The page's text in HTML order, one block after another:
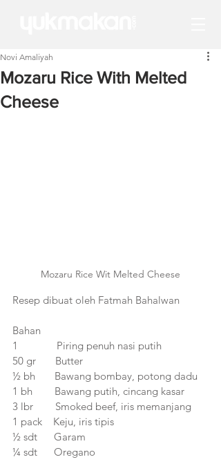
Mozaru Rice With Melted
Cheese
Novi Amaliyah
Mozaru Rice Wit Melted Cheese
Resep dibuat oleh Fatmah Bahalwan
Bahan
1              Piring penuh nasi putih
50 gr       Butter
½ bh       Bawang bombay, potong dadu
1 bh        Bawang putih, cincang kasar
3 lbr        Smoked beef, iris memanjang
1 pack    Keju, iris tipis
½ sdt      Garam
¼ sdt      Oregano